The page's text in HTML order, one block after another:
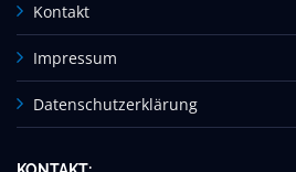
Kontakt
Impressum
Datenschutzerklärung